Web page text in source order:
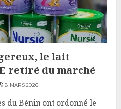
le lait
retiré du marché
8 MARS 2026
du Bénin ont ordonné le